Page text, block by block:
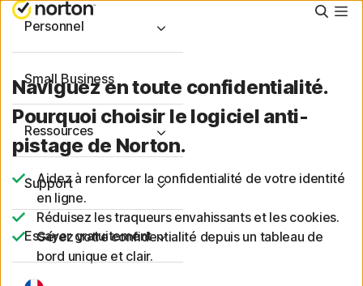
Personnel
Small Business
Ressources
Support
Essayer gratuitement
Naviguez en toute confidentialité.
Pourquoi choisir le logiciel anti-
pistage de Norton.
Aidez à renforcer la confidentialité de votre identité
en ligne.
Réduisez les traqueurs envahissants et les cookies.
Gérez votre confidentialité depuis un tableau de
bord unique et clair.